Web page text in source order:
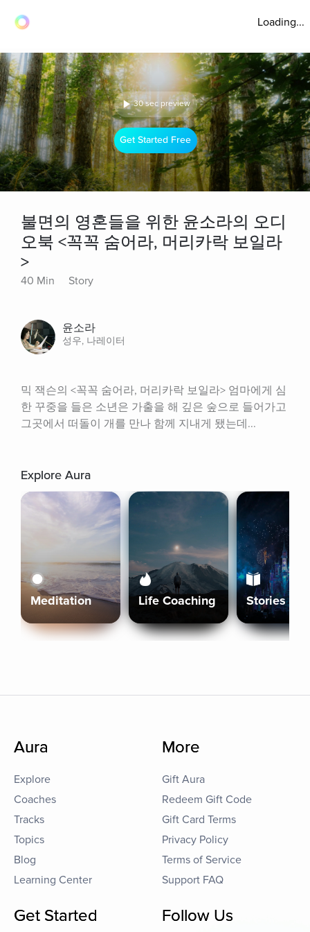
Loading...
30 sec preview
Get Started Free
불면의 영혼들을 위한 윤소라의 오디
오북 <꼭꼭 숨어라, 머리카락 보일라
>
40 Min Story
윤소라
성우, 나레이터
믹 잭슨의 <꼭꼭 숨어라, 머리카락 보일라> 엄마에게 심
한 꾸중을 들은 소년은 가출을 해 깊은 숲으로 들어가고
그곳에서 떠돌이 개를 만나 함께 지내게 됐는데...
Explore Aura
Meditation Life Coaching Stories
Aura
Explore
Coaches
Tracks
Topics
Blog
Learning Center
More
Gift Aura
Redeem Gift Code
Gift Card Terms
Privacy Policy
Terms of Service
Support FAQ
Get Started Follow Us